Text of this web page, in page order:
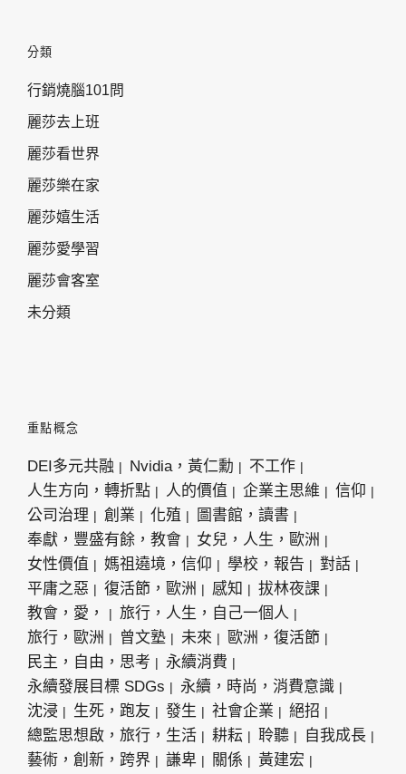
分類
行銷燒腦101問
麗莎去上班
麗莎看世界
麗莎樂在家
麗莎嬉生活
麗莎愛學習
麗莎會客室
未分類
重點概念
DEI多元共融 Nvidia，黃仁勳
不工作
人生方向，轉折點
人的價值 企業主思維
信仰
公司治理
創業 化殖
圖書館，讀書
奉獻，豐盛有餘，教會
女兒，人生，歐洲
女性價值
媽祖遶境，信仰 學校，報告
對話
平庸之惡
復活節，歐洲 感知
拔林夜課
教會，愛，
旅行，人生，自己一個人
旅行，歐洲
曾文塾 未來
歐洲，復活節
民主，自由，思考
永續消費
永續發展目標 SDGs
永續，時尚，消費意識
沈浸
生死，跑友 發生 社會企業
絕招
總監思想啟，旅行，生活
耕耘 聆聽
自我成長
藝術，創新，跨界
謙卑 關係
黃建宏